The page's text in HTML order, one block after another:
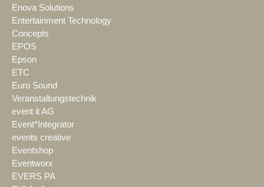
Enova Solutions
Entertainment Technology
Concepts
EPOS
Epson
ETC
Euro Sound
Veranstaltungstechnik
event it AG
Event*Integrator
events creative
Eventshop
Eventworx
EVERS PA